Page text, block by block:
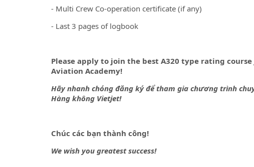
- Multi Crew Co-operation certificate (if any)
- Last 3 pages of logbook
Please apply to join the best A320 type rating
Aviation Academy!
Hãy nhanh chóng đăng ký để tham gia chương trình
Hàng không Vietjet!
Chúc các bạn thành công!
We wish you greatest success!